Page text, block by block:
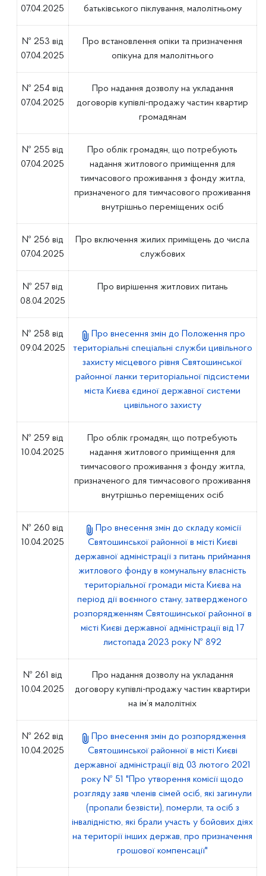
07.04.2025 батьківського піклування, малолітньому
№ 253 від
07.04.2025
Про встановлення опіки та призначення
опікуна для малолітнього
№ 254 від
07.04.2025
Про надання дозволу на укладання
договорів купівлі-продажу частин квартир
громадянам
№ 255 від
07.04.2025
Про облік громадян, що потребують
надання житлового приміщення для
тимчасового проживання з фонду житла,
призначеного для тимчасового проживання
внутрішньо переміщених осіб
№ 256 від
07.04.2025
Про включення жилих приміщень до числа
службових
№ 257 від
08.04.2025
Про вирішення житлових питань
№ 258 від
09.04.2025
Про внесення змін до Положення про
територіальні спеціальні служби цивільного
захисту місцевого рівня Святошинської
районної ланки територіальної підсистеми
міста Києва єдиної державної системи
цивільного захисту
№ 259 від
10.04.2025
Про облік громадян, що потребують
надання житлового приміщення для
тимчасового проживання з фонду житла,
призначеного для тимчасового проживання
внутрішньо переміщених осіб
№ 260 від
10.04.2025
Про внесення змін до складу комісії
Святошинської районної в місті Києві
державної адміністрації з питань приймання
житлового фонду в комунальну власність
територіальної громади міста Києва на
період дії воєнного стану, затвердженого
розпорядженням Святошинської районної в
місті Києві державної адміністрації від 17
листопада 2023 року № 892
№ 261 від
10.04.2025
Про надання дозволу на укладання
договору купівлі-продажу частин квартири
на ім’я малолітніх
№ 262 від
10.04.2025
Про внесення змін до розпорядження
Святошинської районної в місті Києві
державної адміністрації від 03 лютого 2021
року № 51 "Про утворення комісії щодо
розгляду заяв членів сімей осіб, які загинули
(пропали безвісти), померли, та осіб з
інвалідністю, які брали участь у бойових діях
на території інших держав, про призначення
грошової компенсації"